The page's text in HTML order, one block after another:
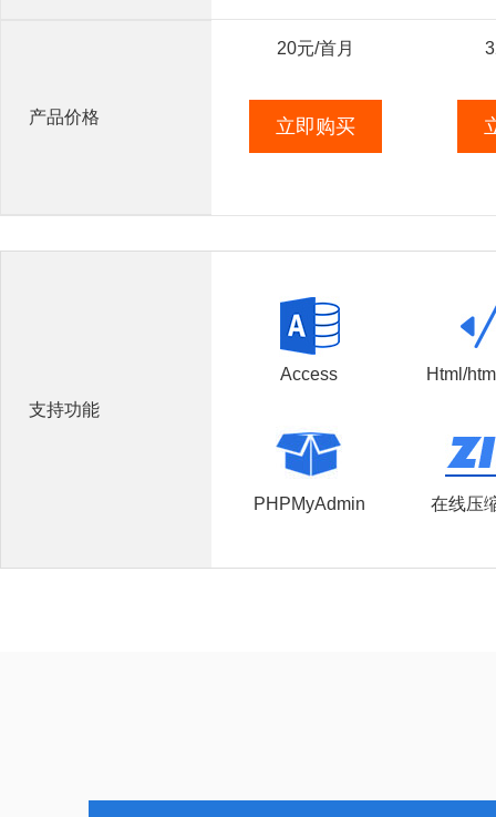
产品价格
20元/首月
立即购买
支持功能
Access Html/
PHPMyAdmin 在线压